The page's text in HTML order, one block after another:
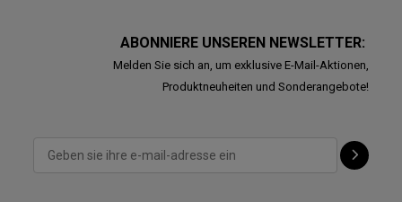
ABONNIERE UNSEREN NEWSLETTER:
Melden Sie sich an, um exklusive E-Mail-Aktionen,
Produktneuheiten und Sonderangebote!